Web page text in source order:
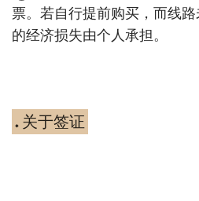
票。若自行提前购买，而线
的经济损失由个人承担。
◆ 关于签证